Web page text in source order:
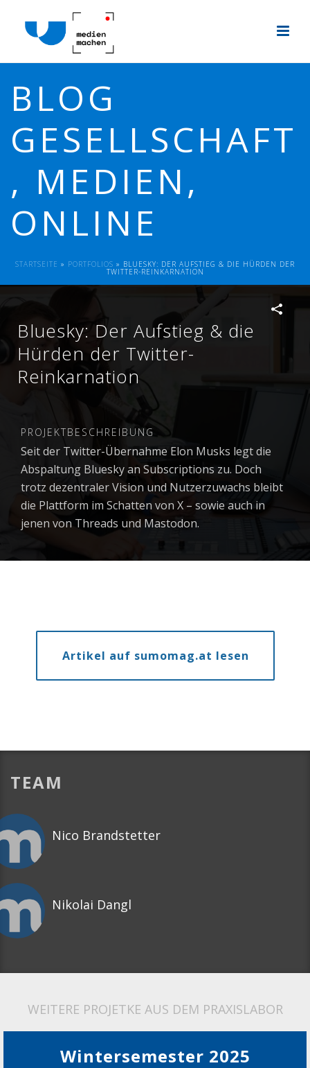
BLOG
GESELLSCHAFT
, MEDIEN,
ONLINE
STARTSEITE » PORTFOLIOS » BLUESKY: DER AUFSTIEG & DIE HÜRDEN DER
TWITTER-REINKARNATION
Bluesky: Der Aufstieg & die
Hürden der Twitter-
Reinkarnation
PROJEKTBESCHREIBUNG
Seit der Twitter-Übernahme Elon Musks legt die
Abspaltung Bluesky an Subscriptions zu. Doch
trotz dezentraler Vision und Nutzerzuwachs bleibt
die Plattform im Schatten von X – sowie auch in
jenen von Threads und Mastodon.
Artikel auf sumomag.at lesen
TEAM
Nico Brandstetter
Nikolai Dangl
WEITERE PROJETKE AUS DEM PRAXISLABOR
Wintersemester 2025